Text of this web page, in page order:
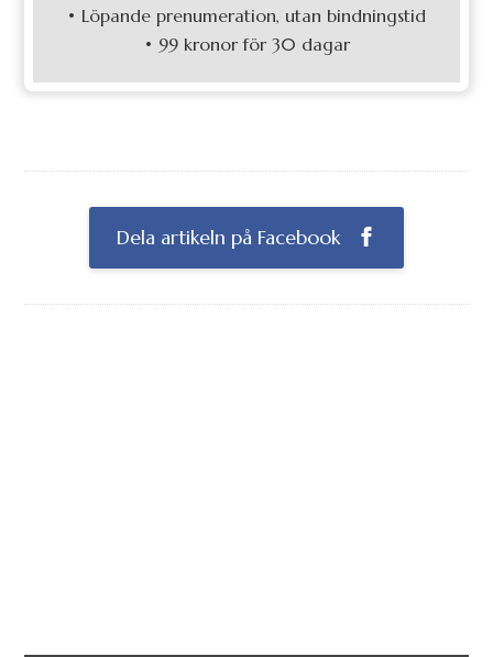
• Löpande prenumeration, utan bindningstid
• 99 kronor för 30 dagar
Dela artikeln på Facebook